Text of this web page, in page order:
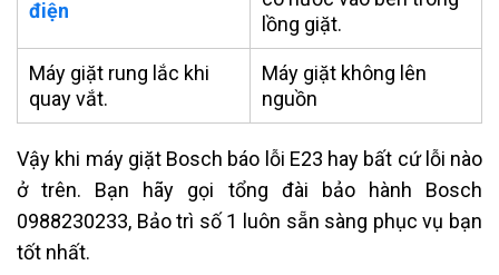
điện
lồng giặt.
Máy giặt rung lắc khi
quay vắt.
Máy giặt không lên
nguồn
Vậy khi máy giặt Bosch báo lỗi E23 hay bất cứ lỗi nào
ở trên. Bạn hãy gọi tổng đài bảo hành Bosch
0988230233, Bảo trì số 1 luôn sẵn sàng phục vụ bạn
tốt nhất.